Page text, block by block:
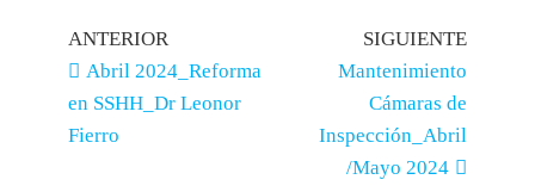
ANTERIOR
Abril 2024_Reforma
en SSHH_Dr Leonor
Fierro
SIGUIENTE
Mantenimiento
Cámaras de
Inspección_Abril
/Mayo 2024